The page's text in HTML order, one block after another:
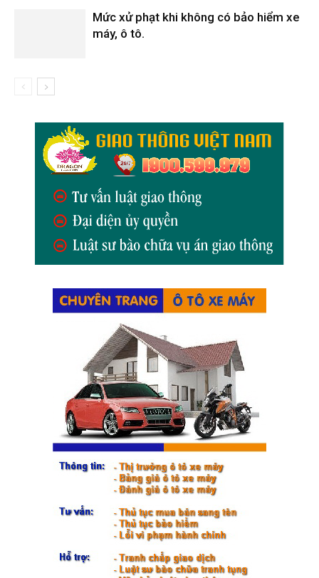
Mức xử phạt khi không có bảo hiểm xe
máy, ô tô.